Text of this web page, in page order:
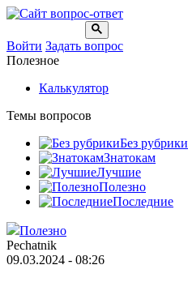
Войти Задать вопрос
Полезное
Калькулятор
Темы вопросов
Без рубрики
Знатокам
Лучшие
Полезно
Последние
Полезно
Pechatnik
09.03.2024 - 08:26